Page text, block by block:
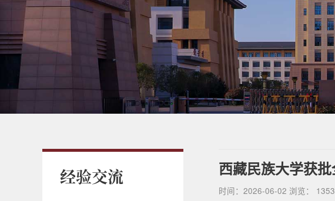
经验交流 西藏民族大学获
时间： 2026-06-02 浏览： 1353